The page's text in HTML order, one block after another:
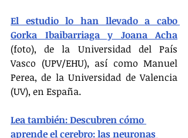
El estudio lo han llevado a cabo
Gorka Ibaibarriaga y Joana Acha
(foto), de la Universidad del País
Vasco (UPV/EHU), así como Manuel
Perea, de la Universidad de Valencia
(UV), en España.
Lea también: Descubren cómo
aprende el cerebro: las neuronas